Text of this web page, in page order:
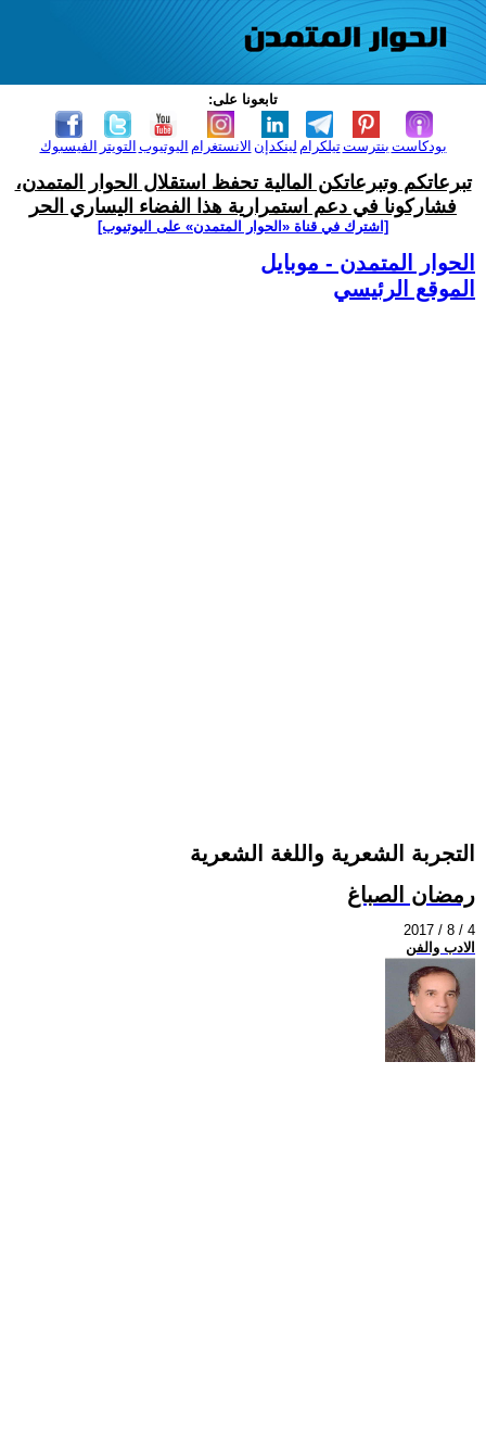
تابعونا على:
الفيسبوك التويتر اليوتيوب الانستغرام لينكدإن تيلكرامبنترست بودكاست
تبرعاتكم وتبرعاتكن المالية تحفظ استقلال الحوار المتمدن،
فشاركونا في دعم استمرارية هذا الفضاء اليساري الحر
[اشترك في قناة ‫«الحوار المتمدن» على اليوتيوب]
الحوار المتمدن - موبايل
الموقع الرئيسي
التجربة الشعرية واللغة الشعرية
رمضان الصباغ
2017 / 8 / 4
الادب والفن